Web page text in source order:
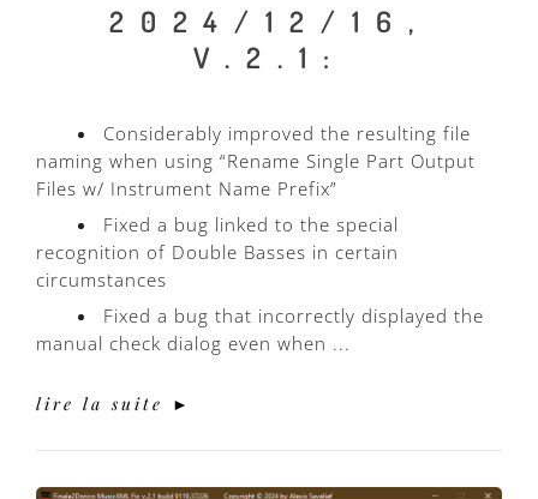
2024/12/16,
V.2.1:
Considerably improved the resulting file
naming when using “Rename Single Part Output
Files w/ Instrument Name Prefix”
Fixed a bug linked to the special
recognition of Double Basses in certain
circumstances
Fixed a bug that incorrectly displayed the
manual check dialog even when ...
lire la suite ►